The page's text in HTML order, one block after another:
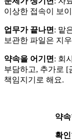
이상한 접속이 보
업무가 끝나면 : 맡
보관한 파일은 지
약속을 어기면 : 회
부담하고, 추가로 [
책임지기로 해요.
약
확